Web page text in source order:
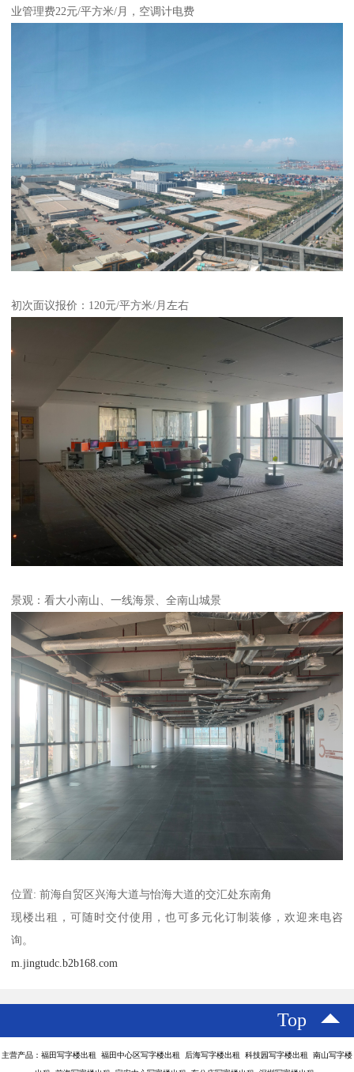
业管理费22元/平方米/月，空调计电费
初次面议报价：120元/平方米/月左右
景观：看大小南山、一线海景、全南山城景
位置: 前海自贸区兴海大道与怡海大道的交汇处东南角
现楼出租，可随时交付使用，也可多元化订制装修，欢迎来电咨
询。
m.jingtudc.b2b168.com
Top
主营产品：福田写字楼出租 福田中心区写字楼出租 后海写字楼出租 科技园写字楼出租 南山写字楼